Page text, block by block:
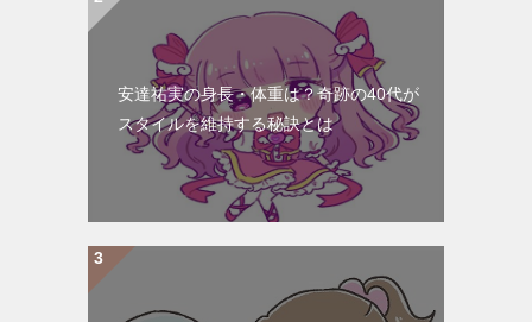
安達祐実の身長・体重は？奇跡の40代が
スタイルを維持する秘訣とは